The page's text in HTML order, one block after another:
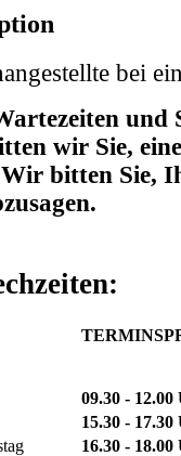
bei
wir Sie,
bitten Sie,
09.30 - 12.00
15.30 - 17.30
16.30 - 18.00